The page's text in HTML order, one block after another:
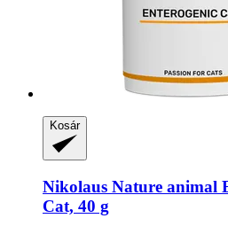
Kosár
Nikolaus Nature animal
Cat, 40 g